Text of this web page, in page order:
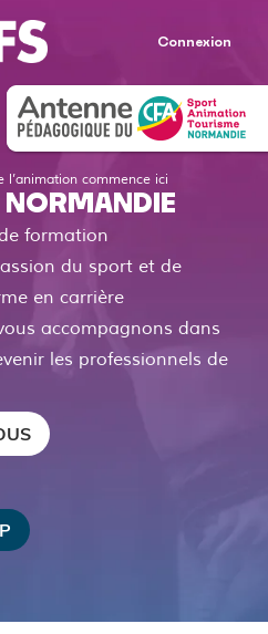
Connexion
commence ici
NORMANDIE
formation
du sport et de
en carrière
accompagnons dans
les professionnels de